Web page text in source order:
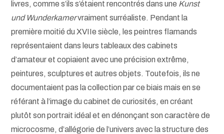
livres, comme s’ils s’étaient rencontrés dans une Kunst
und Wunderkamervraiment surréaliste. Pendant la
première moitié du XVIIe siècle, les peintres flamands
représentaient dans leurs tableaux des cabinets
d’amateur et copiaient avec une précision extrême,
peintures, sculptures et autres objets. Toutefois, ils ne
documentaient pas la collection par ce biais mais en se
référant à l’image du cabinet de curiosités, en créant
plutôt son portrait idéal et en dénonçant son caractère de
microcosme, d’allégorie de l’univers avec la structure des